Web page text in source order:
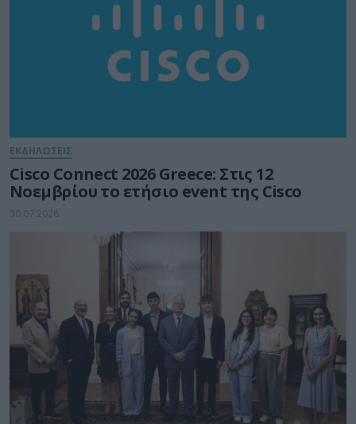
ΕΚΔΗΛΩΣΕΙΣ
Cisco Connect 2026 Greece: Στις 12
Νοεμβρίου το ετήσιο event της Cisco
30.07.2026